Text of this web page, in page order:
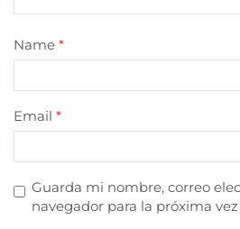
Name *
Email *
Guarda mi nombre, correo
navegador para la próxima